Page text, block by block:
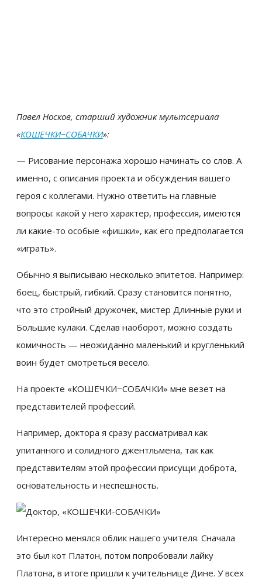
Павел Носков, старший художник мультсериала
«КОШЕЧКИ−СОБАЧКИ»:
— Рисование персонажа хорошо начинать со слов. А
именно, с описания проекта и обсуждения вашего
героя с коллегами. Нужно ответить на главные
вопросы: какой у него характер, профессия, имеются
ли какие-то особые «фишки», как его предполагается
«играть».
Обычно я выписываю несколько эпитетов. Например:
боец, быстрый, гибкий. Сразу становится понятно,
что это стройный дружочек, мистер Длинные руки и
Большие кулаки. Сделав наоборот, можно создать
комичность — неожиданно маленький и кругленький
воин будет смотреться весело.
На проекте «КОШЕЧКИ−СОБАЧКИ» мне везет на
представителей профессий.
Например, доктора я сразу рассматривал как
упитанного и солидного джентльмена, так как
представителям этой профессии присущи доброта,
основательность и неспешность.
Интересно менялся облик нашего учителя. Сначала
это был кот Платон, потом попробовали лайку
Платона, в итоге пришли к учительнице Дине. У всех